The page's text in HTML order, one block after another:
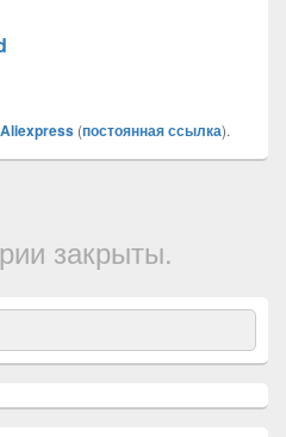
Aliexpress (постоянная ссылка).
закрыты.